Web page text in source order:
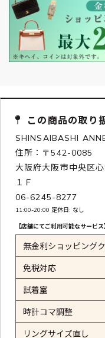
この商品の取り
SHINSAIBASHI
住所：〒542-0085
大阪府大阪市中央区
１Ｆ
06-6245-8277
11:00-20:00 定休日: なし
【店舗にてご利用可能なサービス
無金利ショッピング
免税対応
試着室
時計コマ調整
リングサイズ直し